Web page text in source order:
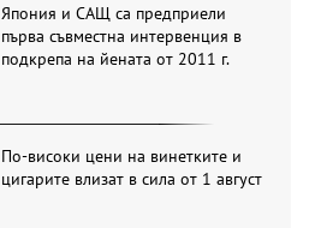
Япония и САЩ са предприели
първа съвместна интервенция в
подкрепа на йената от 2011 г.
По-високи цени на винетките и
цигарите влизат в сила от 1 август